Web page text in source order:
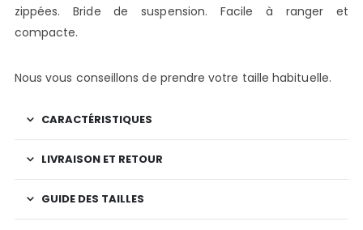
zippées. Bride de suspension. Facile à ranger et
compacte.
Nous vous conseillons de prendre votre taille habituelle.
CARACTÉRISTIQUES
LIVRAISON ET RETOUR
GUIDE DES TAILLES